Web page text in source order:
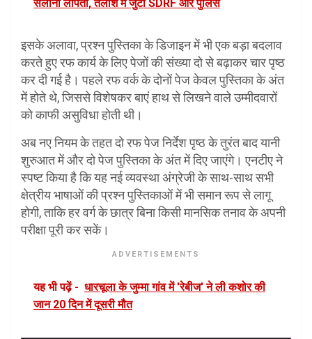
सैलानी लापता, तलाश में जुटी SDRF और पुलिस
इसके अलावा, प्रश्न पुस्तिका के डिजाइन में भी एक बड़ा बदलाव
करते हुए रफ कार्य के लिए पेजों की संख्या दो से बढ़ाकर चार पृष्ठ
कर दी गई है। पहले रफ वर्क के दोनों पेज केवल पुस्तिका के अंत
में होते थे, जिससे विशेषकर बाएं हाथ से लिखने वाले उम्मीदवारों
को काफी असुविधा होती थी।
अब नए नियम के तहत दो रफ पेज निर्देश पृष्ठ के तुरंत बाद यानी
शुरुआत में और दो पेज पुस्तिका के अंत में दिए जाएंगे। एनटीए ने
स्पष्ट किया है कि यह नई व्यवस्था अंग्रेजी के साथ-साथ सभी
क्षेत्रीय भाषाओं की प्रश्न पुस्तिकाओं में भी समान रूप से लागू
होगी, ताकि हर वर्ग के छात्र बिना किसी मानसिक तनाव के अपनी
परीक्षा पूरी कर सकें।
ADVERTISEMENTS
यह भी पढ़ें - धारचूला के जुम्मा गांव में 'रेबीज' ने ली कशोर की
जान 20 दिन में दूसरी मौत